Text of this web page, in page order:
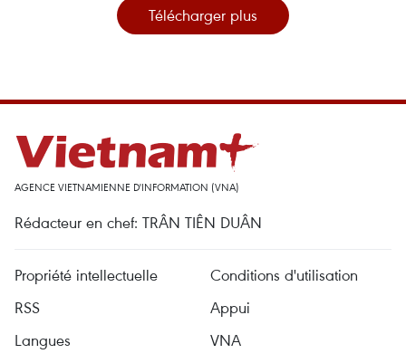
Télécharger plus
AGENCE VIETNAMIENNE D'INFORMATION (VNA)
Rédacteur en chef: TRÂN TIÊN DUÂN
Propriété intellectuelle
Conditions d'utilisation
RSS
Appui
Langues
VNA